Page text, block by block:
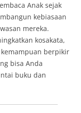
Anak sejak
kebiasaan
mereka.
kosakata,
berpikir
bisa Anda
buku dan